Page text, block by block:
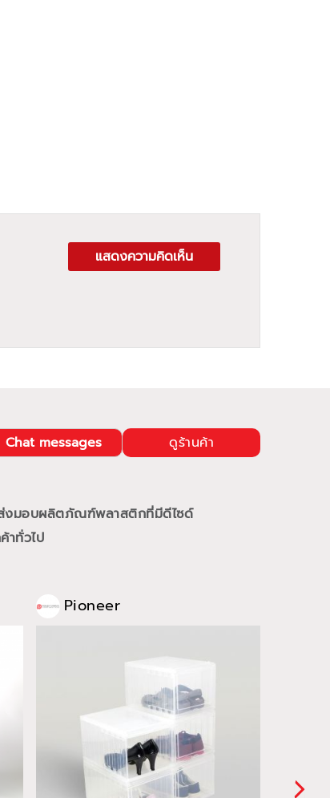
ดูร้านค้า
Chat messages
ส่งมอบผลิตภัณฑ์พลาสติกที่มีดีไซด์
าทั่วไป
Pioneer
แสดงความคิดเห็น